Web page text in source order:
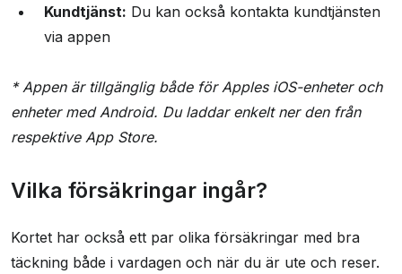
Kundtjänst: Du kan också kontakta kundtjänsten
via appen
* Appen är tillgänglig både för Apples iOS-enheter och
enheter med Android. Du laddar enkelt ner den från
respektive App Store.
Vilka försäkringar ingår?
Kortet har också ett par olika försäkringar med bra
täckning både i vardagen och när du är ute och reser.